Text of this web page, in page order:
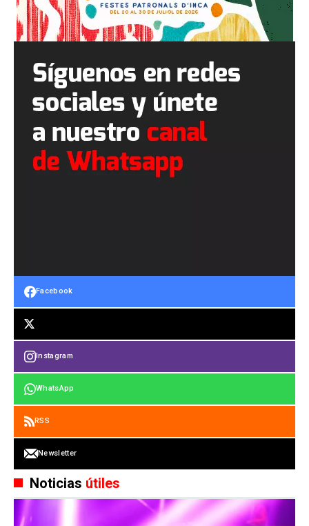
Facebook
Instagram
WhatsApp
RSS
Newsletter
Noticias útiles